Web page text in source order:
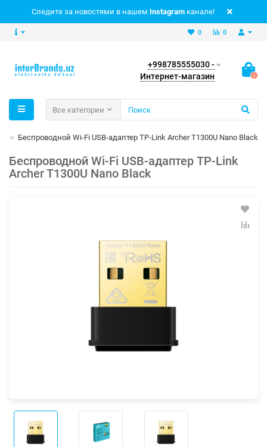
Следите за новостями в нашем Instagram канале!
0
0
+998785555030 -
Интернет-магазин
0
Все категории
Беспроводной Wi-Fi USB-адаптер TP-Link Archer T1300U Nano Black
Беспроводной Wi-Fi USB-адаптер TP-Link
Archer T1300U Nano Black